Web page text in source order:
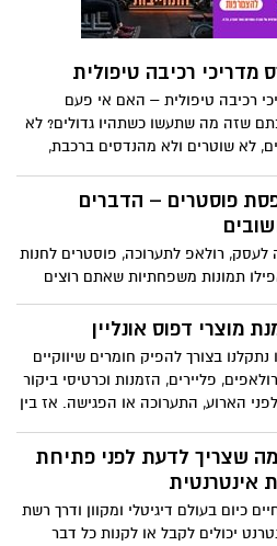
מדריכי רכיבה טיפולית
רכיבה טיפולית – האם אי פעם
שזה מה שתעשו כשתהיו גדולים? לא
לא שוטרים ולא מהנדסים ברכבת,
פוסטרים – הדברים
לעסק, רולאפ לתערוכה, פוסטרים לחנות
תמונות משפחתיות שאתם רוצים
ולתלות בבית או בבית העסק, בכל
המקרים האלה אתם רוצים לאתר
גם יודע לעשות את זה כפי שצריך
מוצרי דפוס אונליין
נתקלנו בצורך להפיק חומרים שיווקיים
רולאפים, פליירים, הזמנות וכרטיסי ביקור
הארוע, התערוכה או הפגישה. אז בין
הבאה תגלו שיש דרך לעשות
הדפסה ומשלוח בקליק.
שצריך לדעת לפני פתיחת
אינטרנטית
כיום בעולם דיגיטלי ומקוון ודרך רשת
יכולים לקבל או לקנות כל דבר